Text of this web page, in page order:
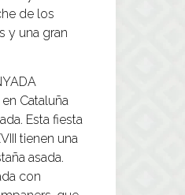
de los
y una gran
Cataluña
Esta fiesta
tienen una
asada.
con